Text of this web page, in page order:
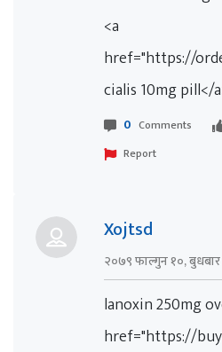
<a
href="https://
cialis 10mg pill</
0 Comments
Report
Xojtsd
२०७९ फाल्गुन १०,
lanoxin 250mg
href="https://